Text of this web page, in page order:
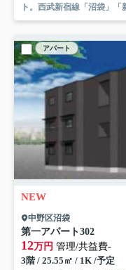
ト。西武新宿線「沼袋」
アパート
NEW
中野区沼袋
第一アパート302
12万円 管理/共益費-
3階 / 25.55㎡ / 1K /予定